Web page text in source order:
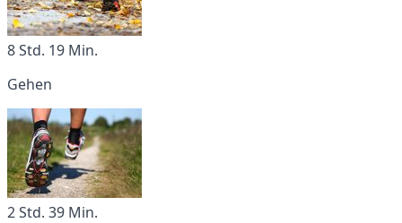
8 Std. 19 Min.
Gehen
2 Std. 39 Min.